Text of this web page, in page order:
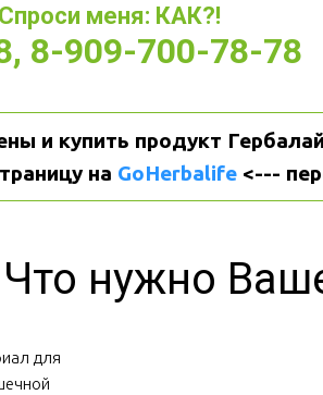
меня: КАК?!
8-909-700-78-78
и купить продукт
на GoHerbalife <---
Что нужно
для